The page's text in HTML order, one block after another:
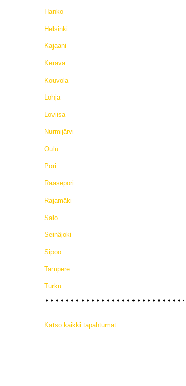
Hanko
Helsinki
Kajaani
Kerava
Kouvola
Lohja
Loviisa
Nurmijärvi
Oulu
Pori
Raasepori
Rajamäki
Salo
Seinäjoki
Sipoo
Tampere
Turku
Katso kaikki tapahtumat